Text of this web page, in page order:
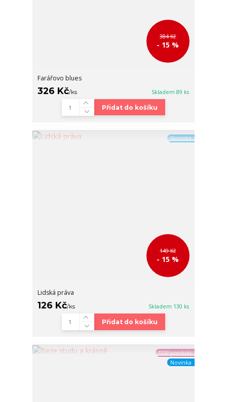
384 Kč
- 15 %
Farářovo blues
326 Kč/ks Skladem 89 ks
Přidat do košíku
Novinka
149 Kč
- 15 %
Lidská práva
126 Kč/ks Skladem 130 ks
Přidat do košíku
TOP produkt
Novinka